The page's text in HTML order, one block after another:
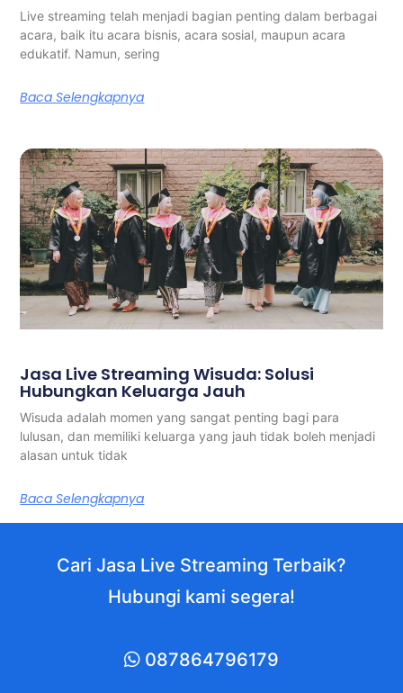
Live streaming telah menjadi bagian penting dalam berbagai
acara, baik itu acara bisnis, acara sosial, maupun acara
edukatif. Namun, sering
Baca Selengkapnya
Jasa Live Streaming Wisuda: Solusi
Hubungkan Keluarga Jauh
Wisuda adalah momen yang sangat penting bagi para
lulusan, dan memiliki keluarga yang jauh tidak boleh menjadi
alasan untuk tidak
Baca Selengkapnya
Cari Jasa Live Streaming Terbaik?
Hubungi kami segera!
087864796179